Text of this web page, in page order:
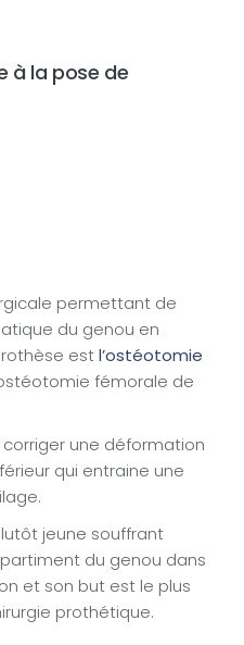
à la pose de
permettant de
du genou en
estl’ostéotomie
fémorale de
une déformation
qui entraine une
jeune souffrant
du genou dans
et son but est le plus
prothétique.